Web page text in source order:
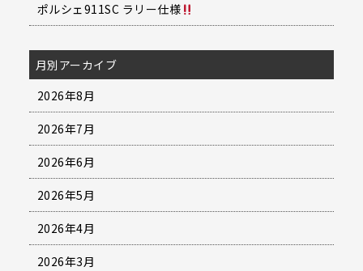
ポルシェ911SC ラリー仕様
月別アーカイブ
2026年8月
2026年7月
2026年6月
2026年5月
2026年4月
2026年3月